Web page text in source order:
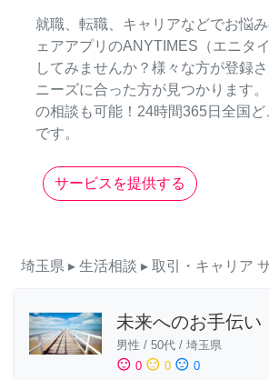
就職、転職、キャリアなどでお悩
ェアアプリのANYTIMES（エニタ
してみませんか？様々な方が登録さ
ニーズに合った方が見つかります
の相談も可能！24時間365日全国
です。
サービスを提供する
埼玉県 ▸ 生活相談 ▸ 取引・キャリア
未来へのお手伝い
男性 / 50代 / 埼玉県
sentiment_satisfied 0 sentiment_neutral 0 sentiment_dissatisfied 0